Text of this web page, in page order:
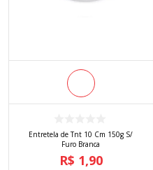
Entretela de Tnt 10 Cm 150g S/
Furo Branca
R$ 1,90